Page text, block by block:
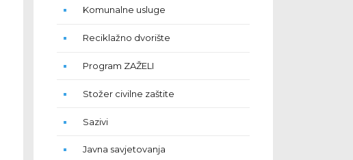
Komunalne usluge
Reciklažno dvorište
Program ZAŽELI
Stožer civilne zaštite
Sazivi
Javna savjetovanja